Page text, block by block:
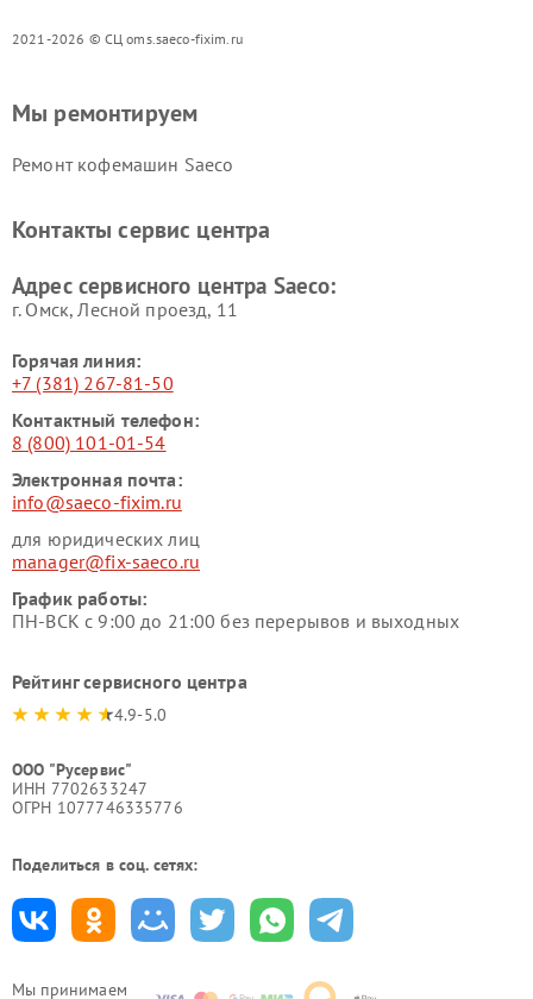
2021-2026 © СЦ oms.saeco-fixim.ru
Мы принимаем
Мы ремонтируем
Ремонт кофемашин Saeco
Контакты сервис центра
Адрес сервисного центра Saeco:
г. Омск, ​Лесной проезд, 11
Горячая линия:
+7 (381) 267-81-50
Контактный телефон:
8 (800) 101-01-54
Электронная почта:
info@saeco-fixim.ru
для юридических лиц
manager@fix-saeco.ru
График работы:
ПН-ВСК с 9:00 до 21:00 без перерывов и выходных
Рейтинг сервисного центра
4.9-5.0
ООО "Русервис"
ИНН 7702633247
ОГРН 1077746335776
Поделиться в соц. сетях: